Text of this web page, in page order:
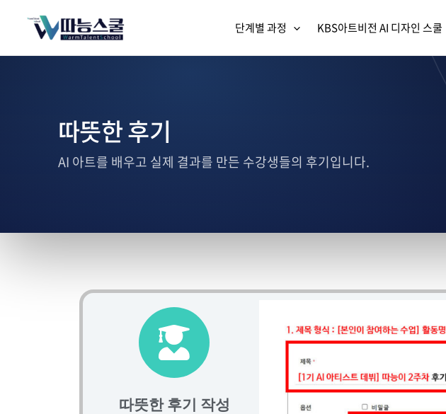
단계별 과정 KBS아트비전 AI 디자인 스쿨
따뜻한 후기
AI 아트를 배우고 실제 결과를 만든 수강생들의 후기입니다.
따뜻한 후기 작성